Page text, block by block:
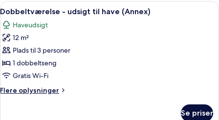
Indlæs
alle
billeder
af
Dobbeltværelse
-
udsigt
have
Et hotelværelse med to senge, en
4
Dobbeltværelse - udsigt til have (Annex)
Haveudsigt
12 m²
Plads til 3 personer
1 dobbeltseng
Gratis Wi-Fi
Flere oplysninger
Flere
Se priser